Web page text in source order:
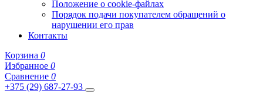
Положение о cookie-файлах
Порядок подачи покупателем обращений о
нарушении его прав
Контакты
Корзина 0
Избранное 0
Сравнение 0
+375 (29) 687-27-93